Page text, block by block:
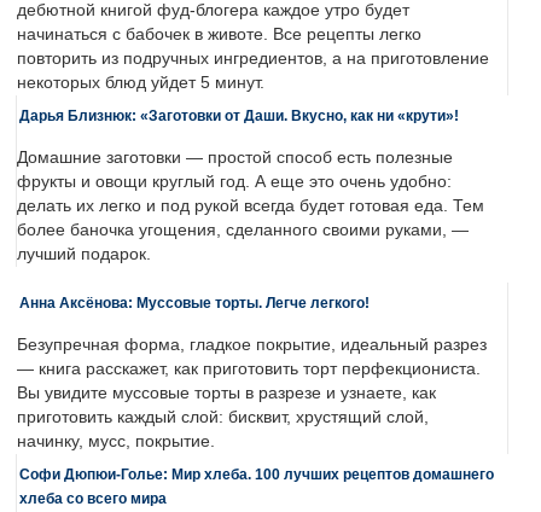
дебютной книгой фуд-блогера каждое утро будет
начинаться с бабочек в животе. Все рецепты легко
повторить из подручных ингредиентов, а на приготовление
некоторых блюд уйдет 5 минут.
Дарья Близнюк: «Заготовки от Даши. Вкусно, как ни «крути»!
Домашние заготовки — простой способ есть полезные
фрукты и овощи круглый год. А еще это очень удобно:
делать их легко и под рукой всегда будет готовая еда. Тем
более баночка угощения, сделанного своими руками, —
лучший подарок.
Анна Аксёнова: Муссовые торты. Легче легкого!
Безупречная форма, гладкое покрытие, идеальный разрез
— книга расскажет, как приготовить торт перфекциониста.
Вы увидите муссовые торты в разрезе и узнаете, как
приготовить каждый слой: бисквит, хрустящий слой,
начинку, мусс, покрытие.
Софи Дюпюи-Голье: Мир хлеба. 100 лучших рецептов домашнего
хлеба со всего мира